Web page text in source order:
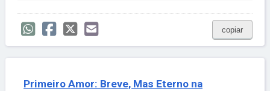
copiar
Primeiro Amor: Breve, Mas Eterno na